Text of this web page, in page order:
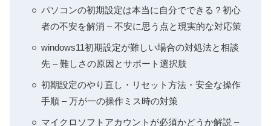
パソコンの初期設定は本当に自分でできる？初心
者の不安を解消 – 不安に思う点と現実的な対応策
windows11初期設定が難しい場合の対処法と相談
先 – 難しさの原因とサポート選択肢
初期設定のやり直し・リセット方法・安全な操作
手順 – 万が一の操作ミス時の対策
マイクロソフトアカウントが必須かどうか解説 –